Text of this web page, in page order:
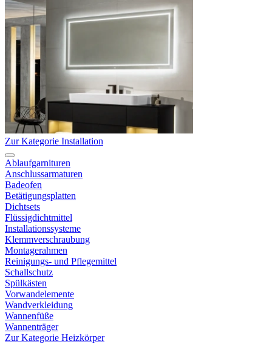
Zur Kategorie Installation
Ablaufgarnituren
Anschlussarmaturen
Badeofen
Betätigungsplatten
Dichtsets
Flüssigdichtmittel
Installationssysteme
Klemmverschraubung
Montagerahmen
Reinigungs- und Pflegemittel
Schallschutz
Spülkästen
Vorwandelemente
Wandverkleidung
Wannenfüße
Wannenträger
Zur Kategorie Heizkörper